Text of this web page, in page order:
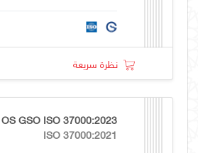
نظرة سريعة
OS GSO ISO 37000:2023
ISO 37000:2021